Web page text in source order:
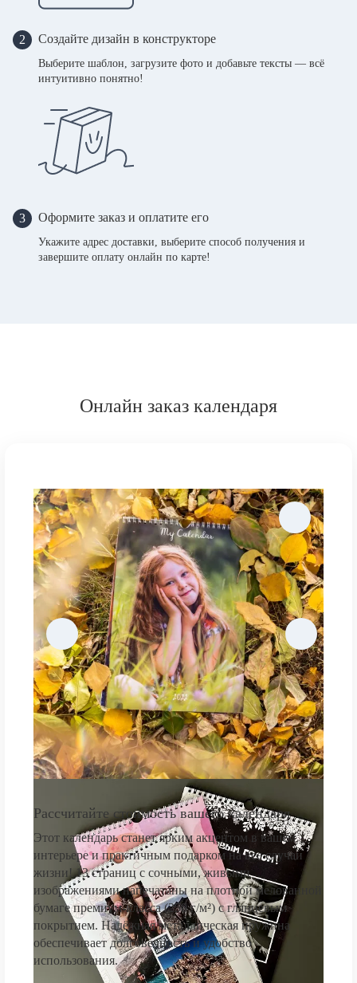
2 Создайте дизайн в конструкторе
Выберите шаблон, загрузите фото и добавьте тексты — всё
интуитивно понятно!
3 Оформите заказ и оплатите его
Укажите адрес доставки, выберите способ получения и
завершите оплату онлайн по карте!
Онлайн заказ календаря
Рассчитайте стоимость вашего календаря
Этот календарь станет ярким акцентом в вашем
интерьере и практичным подарком на все случаи
жизни! 13 страниц с сочными, живыми
изображениями напечатаны на плотной мелованной
бумаге премиум-класса (250 г/м²) с глянцевым
покрытием. Надёжная металлическая пружина
обеспечивает долговечность и удобство
использования.